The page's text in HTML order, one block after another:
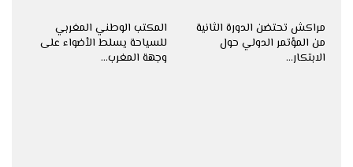
مراكش تحتضن الدورة الثانية
من المؤتمر الدولي حول
الابتكار…
المكتب الوطني المغربي
للسياحة يسلط الأضواء على
وجهة المغرب…